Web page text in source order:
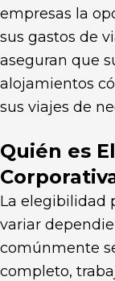
empresas la
sus gastos de
aseguran que
alojamientos
sus viajes de
Quién es
La elegibilidad
variar
comúnmente
completo,